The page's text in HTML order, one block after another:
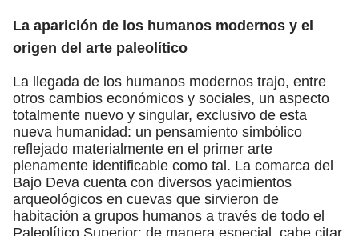
La aparición de los humanos modernos y el
origen del arte paleolítico
La llegada de los humanos modernos trajo, entre
otros cambios económicos y sociales, un aspecto
totalmente nuevo y singular, exclusivo de esta
nueva humanidad: un pensamiento simbólico
reflejado materialmente en el primer arte
plenamente identificable como tal. La comarca del
Bajo Deva cuenta con diversos yacimientos
arqueológicos en cuevas que sirvieron de
habitación a grupos humanos a través de todo el
Paleolítico Superior: de manera especial, cabe citar